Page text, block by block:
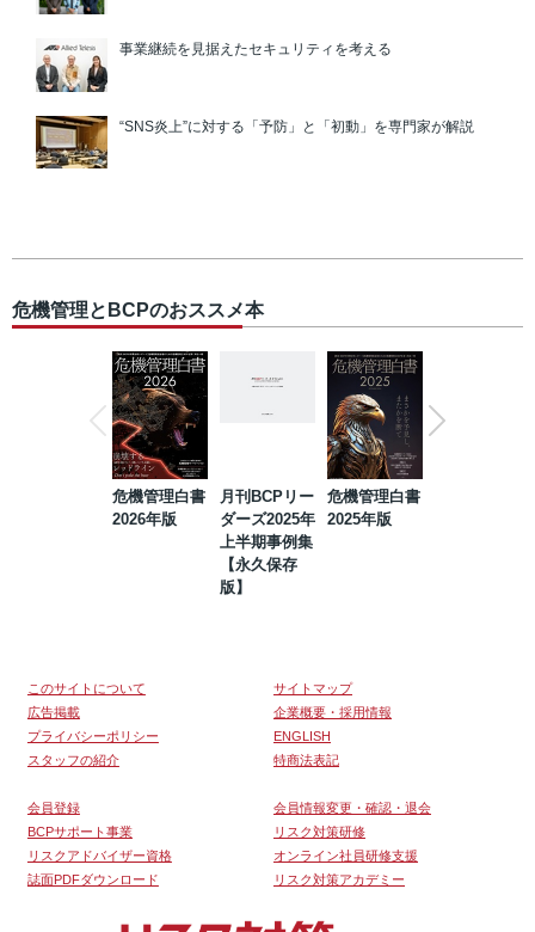
事業継続を見据えたセキュリティを考える
“SNS炎上”に対する「予防」と「初動」を専門家が解説
危機管理とBCPのおススメ本
危機管理白書
2026年版
月刊BCPリー
ダーズ2025年
上半期事例集
【永久保存
版】
危機管理白書
2025年版
このサイトについて
サイトマップ
広告掲載
企業概要・採用情報
プライバシーポリシー
ENGLISH
スタッフの紹介
特商法表記
会員登録
会員情報変更・確認・退会
BCPサポート事業
リスク対策研修
リスクアドバイザー資格
オンライン社員研修支援
誌面PDFダウンロード
リスク対策アカデミー